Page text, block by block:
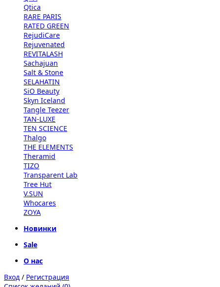
Qtica
RARE PARIS
RATED GREEN
RejudiCare
Rejuvenated
REVITALASH
Sachajuan
Salt & Stone
SELAHATIN
SiO Beauty
Skyn Iceland
Tangle Teezer
TAN-LUXE
TEN SCIENCE
Thalgo
THE ELEMENTS
Theramid
TIZO
Transparent Lab
Tree Hut
V.SUN
Whocares
ZOYA
Новинки
Sale
О нас
Вход / Регистрация